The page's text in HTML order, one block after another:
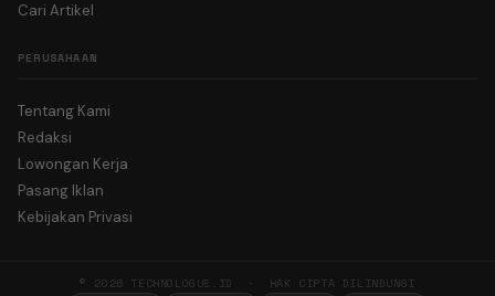
Cari Artikel
PERUSAHAAN
Tentang Kami
Redaksi
Lowongan Kerja
Pasang Iklan
Kebijakan Privasi
© 2026 TECHNOLOGUE.ID · HAK CIPTA DILINDUNGI